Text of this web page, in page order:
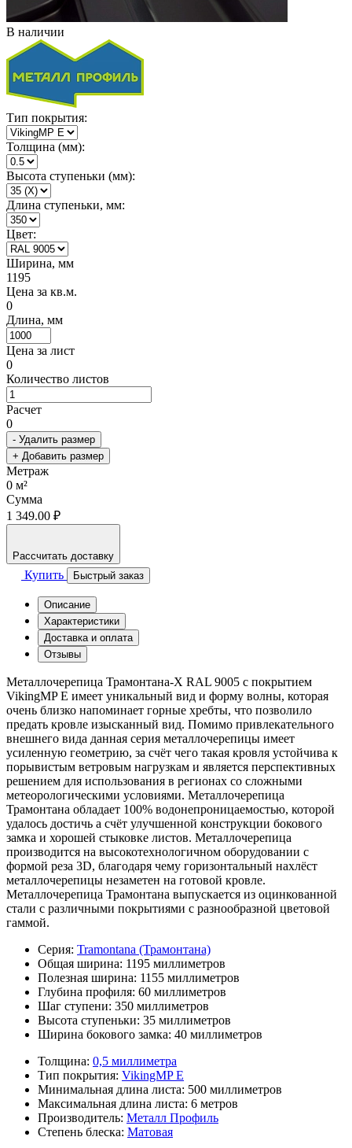
В наличии
Тип покрытия:
Толщина (мм):
Высота ступеньки (мм):
Длина ступеньки, мм:
Цвет:
Ширина, мм
1195
Цена за кв.м.
0
Длина, мм
Цена за лист
0
Количество листов
Расчет
0
- Удалить размер
+ Добавить размер
Метраж
0 м²
Сумма
1 349.00 ₽
Рассчитать доставку
Купить Быстрый заказ
Описание
Характеристики
Доставка и оплата
Отзывы
Металлочерепица Трамонтана-X RAL 9005 с покрытием
VikingMP E имеет уникальный вид и форму волны, которая
очень близко напоминает горные хребты, что позволило
предать кровле изысканный вид. Помимо привлекательного
внешнего вида данная серия металлочерепицы имеет
усиленную геометрию, за счёт чего такая кровля устойчива к
порывистым ветровым нагрузкам и является перспективных
решением для использования в регионах со сложными
метеорологическими условиями. Металлочерепица
Трамонтана обладает 100% водонепроницаемостью, которой
удалось достичь а счёт улучшенной конструкции бокового
замка и хорошей стыковке листов. Металлочерепица
производится на высокотехнологичном оборудовании с
формой реза 3D, благодаря чему горизонтальный нахлёст
металлочерепицы незаметен на готовой кровле.
Металлочерепица Трамонтана выпускается из оцинкованной
стали с различными покрытиями с разнообразной цветовой
гаммой.
Серия: Tramontana (Трамонтана)
Общая ширина: 1195 миллиметров
Полезная ширина: 1155 миллиметров
Глубина профиля: 60 миллиметров
Шаг ступени: 350 миллиметров
Высота ступеньки: 35 миллиметров
Ширина бокового замка: 40 миллиметров
Толщина: 0,5 миллиметра
Тип покрытия: VikingMP E
Минимальная длина листа: 500 миллиметров
Максимальная длина листа: 6 метров
Производитель: Металл Профиль
Степень блеска: Матовая